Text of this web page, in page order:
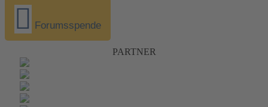
Forumsspende
PARTNER